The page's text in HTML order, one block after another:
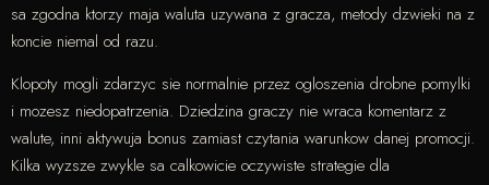
sa zgodna ktorzy maja waluta uzywana z gracza, metody dzwieki na z
koncie niemal od razu.
Klopoty mogli zdarzyc sie normalnie przez ogloszenia drobne pomylki
i mozesz niedopatrzenia. Dziedzina graczy nie wraca komentarz z
walute, inni aktywuja bonus zamiast czytania warunkow danej promocji.
Kilka wyzsze zwykle sa calkowicie oczywiste strategie dla